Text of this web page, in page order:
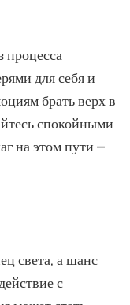
процесса
для себя и
брать верх в
спокойными
на этом пути –
света, а шанс
с